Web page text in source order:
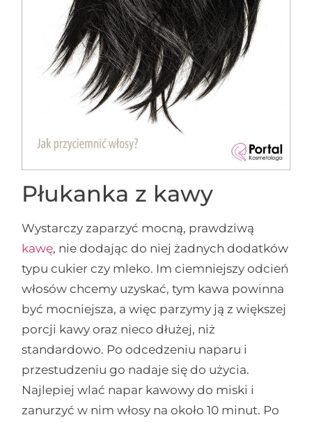
Płukanka z kawy
Wystarczy zaparzyć mocną, prawdziwą
kawę, nie dodając do niej żadnych dodatków
typu cukier czy mleko. Im ciemniejszy odcień
włosów chcemy uzyskać, tym kawa powinna
być mocniejsza, a więc parzymy ją z większej
porcji kawy oraz nieco dłużej, niż
standardowo. Po odcedzeniu naparu i
przestudzeniu go nadaje się do użycia.
Najlepiej wlać napar kawowy do miski i
zanurzyć w nim włosy na około 10 minut. Po